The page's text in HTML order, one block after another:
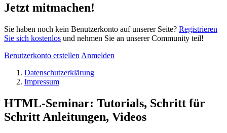
Jetzt mitmachen!
Sie haben noch kein Benutzerkonto auf unserer Seite? Registrieren
Sie sich kostenlos und nehmen Sie an unserer Community teil!
Benutzerkonto erstellen Anmelden
Datenschutzerklärung
Impressum
HTML-Seminar: Tutorials, Schritt für
Schritt Anleitungen, Videos